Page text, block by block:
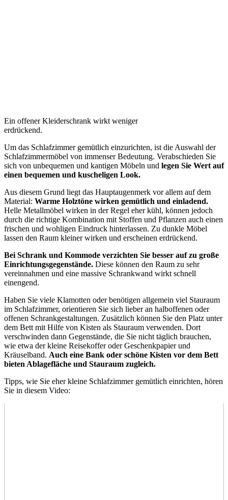
Ein offener Kleiderschrank wirkt weniger
erdrückend.
Um das Schlafzimmer gemütlich einzurichten, ist die Auswahl der
Schlafzimmermöbel von immenser Bedeutung. Verabschieden Sie
sich von unbequemen und kantigen Möbeln und legen Sie Wert auf
einen bequemen und kuscheligen Look.
Aus diesem Grund liegt das Hauptaugenmerk vor allem auf dem
Material: Warme Holztöne wirken gemütlich und einladend.
Helle Metallmöbel wirken in der Regel eher kühl, können jedoch
durch die richtige Kombination mit Stoffen und Pflanzen auch einen
frischen und wohligen Eindruck hinterlassen. Zu dunkle Möbel
lassen den Raum kleiner wirken und erscheinen erdrückend.
Bei Schrank und Kommode verzichten Sie besser auf zu große
Einrichtungsgegenstände. Diese können den Raum zu sehr
vereinnahmen und eine massive Schrankwand wirkt schnell
einengend.
Haben Sie viele Klamotten oder benötigen allgemein viel Stauraum
im Schlafzimmer, orientieren Sie sich lieber an halboffenen oder
offenen Schrankgestaltungen. Zusätzlich können Sie den Platz unter
dem Bett mit Hilfe von Kisten als Stauraum verwenden. Dort
verschwinden dann Gegenstände, die Sie nicht täglich brauchen,
wie etwa der kleine Reisekoffer oder Geschenkpapier und
Kräuselband. Auch eine Bank oder schöne Kisten vor dem Bett
bieten Ablagefläche und Stauraum zugleich.
Tipps, wie Sie eher kleine Schlafzimmer gemütlich einrichten, hören
Sie in diesem Video: